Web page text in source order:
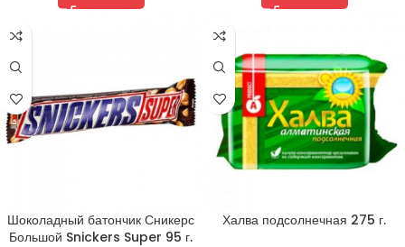
Шоколадный батончик Сникерс
Большой Snickers Super 95 г.
Халва подсолнечная 275 г.